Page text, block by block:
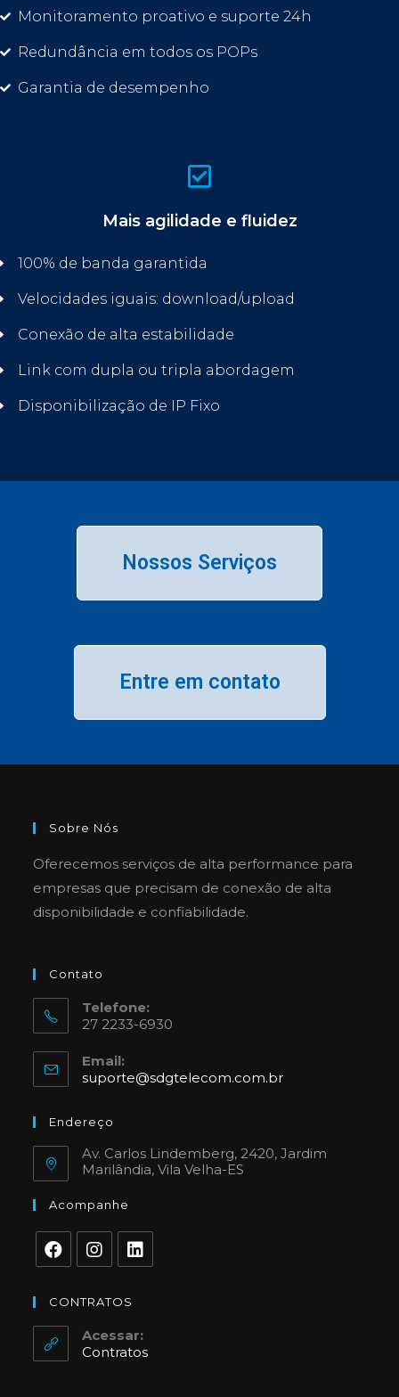
Monitoramento proativo e suporte 24h
Redundância em todos os POPs
Garantia de desempenho
Mais agilidade e fluidez
100% de banda garantida
Velocidades iguais: download/upload
Conexão de alta estabilidade
Link com dupla ou tripla abordagem
Disponibilização de IP Fixo
Nossos Serviços
Entre em contato
Sobre Nós
Oferecemos serviços de alta performance para
empresas que precisam de conexão de alta
disponibilidade e confiabilidade.
Contato
Telefone:
27 2233-6930
Email:
suporte@sdgtelecom.com.br
Endereço
Av. Carlos Lindemberg, 2420, Jardim
Marilândia, Vila Velha-ES
Acompanhe
CONTRATOS
Acessar:
Contratos